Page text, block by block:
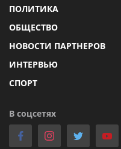
ПОЛИТИКА
ОБЩЕСТВО
НОВОСТИ ПАРТНЕРОВ
ИНТЕРВЬЮ
СПОРТ
В соцсетях